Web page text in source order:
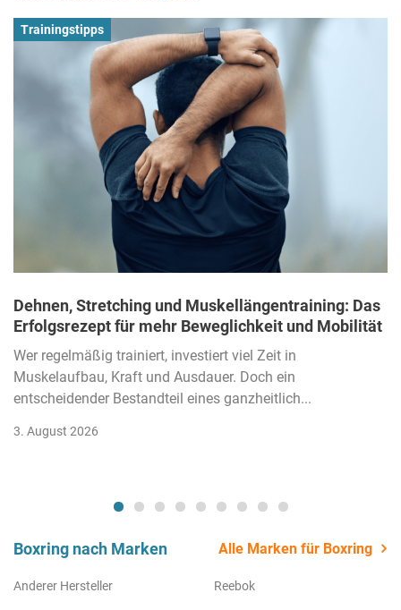
Trainingstipps
Dehnen, Stretching und Muskellängentraining: Das
Erfolgsrezept für mehr Beweglichkeit und Mobilität
Wer regelmäßig trainiert, investiert viel Zeit in
Muskelaufbau, Kraft und Ausdauer. Doch ein
entscheidender Bestandteil eines ganzheitlich...
3. August 2026
Boxring nach Marken Alle Marken für Boxring
Anderer Hersteller Reebok